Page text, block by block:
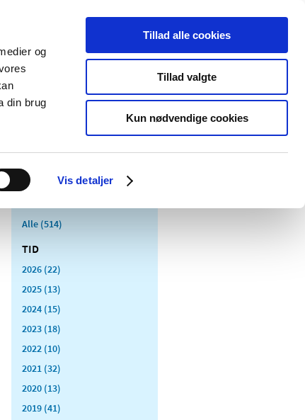
og
din brug
Vis detaljer
Tillad alle cookies
Tillad valgte
Kun nødvendige cookies
Særlige
produktområder
Alle (514)
TID
2026 (22)
2025 (13)
2024 (15)
2023 (18)
2022 (10)
2021 (32)
2020 (13)
2019 (41)